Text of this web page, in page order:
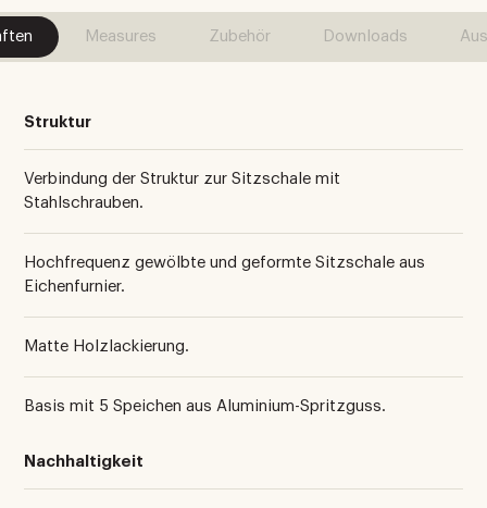
Measures Zubehör Downloads
Struktur
Verbindung der Struktur zur Sitzschale mit
Stahlschrauben.
Hochfrequenz gewölbte und geformte Sitzschale aus
Eichenfurnier.
Matte Holzlackierung.
Basis mit 5 Speichen aus Aluminium-Spritzguss.
Nachhaltigkeit